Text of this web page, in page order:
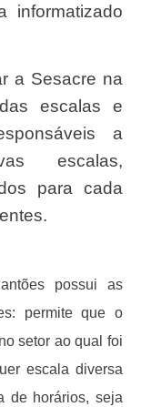
informatizado
escalas e
a
escalas,
para cada
possui as
permite que o
setor ao qual foi
escala diversa
de horários, seja